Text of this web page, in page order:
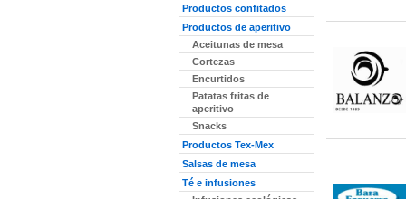
Productos confitados
Productos de aperitivo
Aceitunas de mesa
Cortezas
Encurtidos
Patatas fritas de
aperitivo
Snacks
Productos Tex-Mex
Salsas de mesa
Té e infusiones